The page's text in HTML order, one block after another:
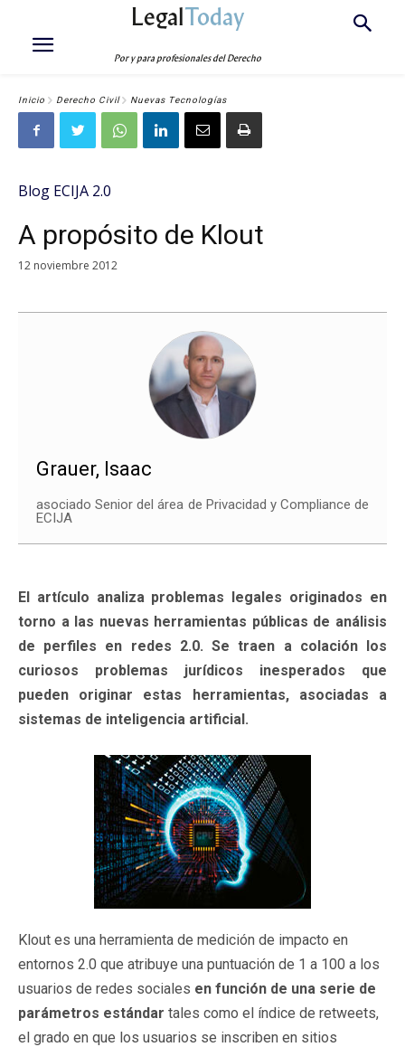
LegalToday
Por y para profesionales del Derecho
Inicio Derecho Civil Nuevas Tecnologías
Blog ECIJA 2.0
A propósito de Klout
12 noviembre 2012
Grauer, Isaac
asociado Senior del área de Privacidad y Compliance de
ECIJA
El artículo analiza problemas legales originados en
torno a las nuevas herramientas públicas de análisis
de perfiles en redes 2.0. Se traen a colación los
curiosos problemas jurídicos inesperados que
pueden originar estas herramientas, asociadas a
sistemas de inteligencia artificial.
Klout es una herramienta de medición de impacto en
entornos 2.0 que atribuye una puntuación de 1 a 100 a los
usuarios de redes sociales en función de una serie de
parámetros estándar tales como el índice de retweets,
el grado en que los usuarios se inscriben en sitios